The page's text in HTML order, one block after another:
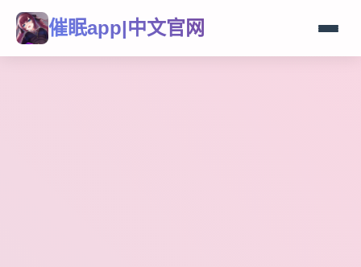
催眠app|中文官网